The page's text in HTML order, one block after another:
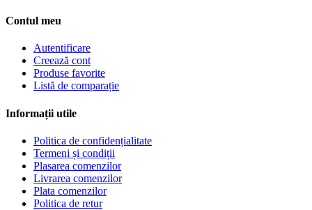
Contul meu
Autentificare
Creează cont
Produse favorite
Listă de comparație
Informații utile
Politica de confidențialitate
Termeni și condiții
Plasarea comenzilor
Livrarea comenzilor
Plata comenzilor
Politica de retur